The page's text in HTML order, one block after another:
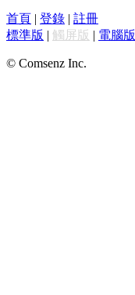
首頁 | 登錄 | 註冊
標準版 | 觸屏版 | 電腦版
© Comsenz Inc.